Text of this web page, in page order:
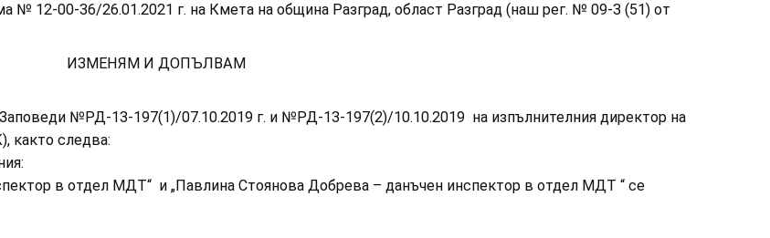
№ 12-00-36/26.01.2021 г. на Кмета на община Разград, област Разград (наш рег. № 09-3 (51) от
ИЗМЕНЯМ И ДОПЪЛВАМ
№РД-13-197(1)/07.10.2019 г. и №РД-13-197(2)/10.10.2019 на изпълнителния директор на
както следва:
в отдел МДТ“ и „Павлина Стоянова Добрева – данъчен инспектор в отдел МДТ “ се